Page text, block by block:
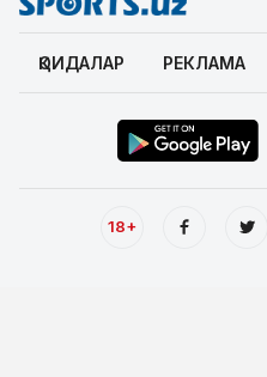
ҚОИДАЛАР РЕКЛАМА
18+